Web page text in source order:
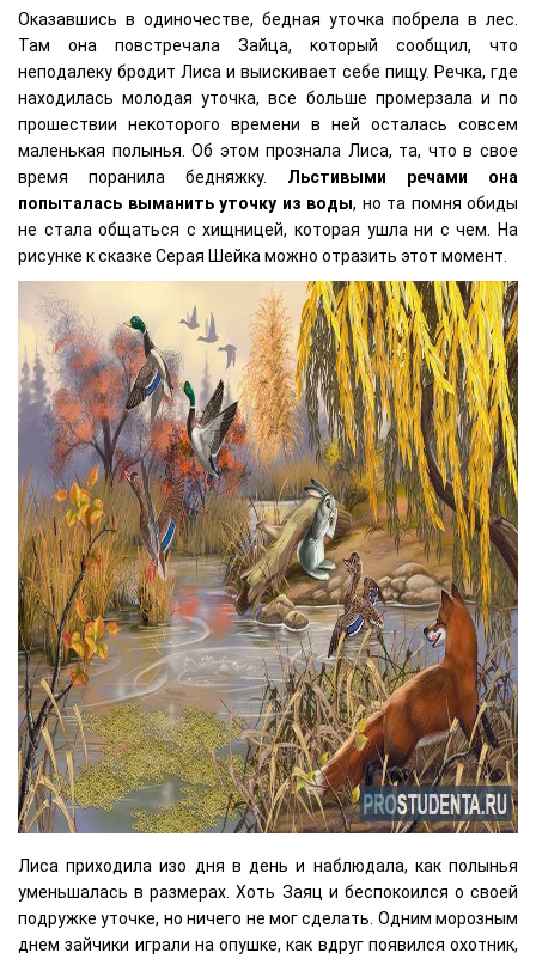
Оказавшись в одиночестве, бедная уточка побрела в лес.
Там она повстречала Зайца, который сообщил, что
неподалеку бродит Лиса и выискивает себе пищу. Речка, где
находилась молодая уточка, все больше промерзала и по
прошествии некоторого времени в ней осталась совсем
маленькая полынья. Об этом прознала Лиса, та, что в свое
время поранила бедняжку. Льстивыми речами она
попыталась выманить уточку из воды, но та помня обиды
не стала общаться с хищницей, которая ушла ни с чем. На
рисунке к сказке Серая Шейка можно отразить этот момент.
Лиса приходила изо дня в день и наблюдала, как полынья
уменьшалась в размерах. Хоть Заяц и беспокоился о своей
подружке уточке, но ничего не мог сделать. Одним морозным
днем зайчики играли на опушке, как вдруг появился охотник,